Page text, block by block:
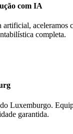
com IA
artificial, aceleramos
completa.
Luxemburgo.
garantida.